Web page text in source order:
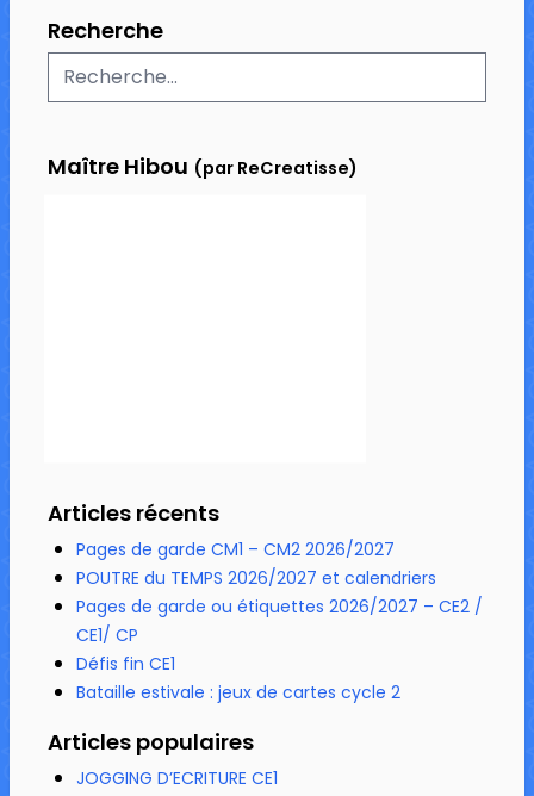
Recherche
Maître Hibou (par ReCreatisse)
Articles récents
Pages de garde CM1 – CM2 2026/2027
POUTRE du TEMPS 2026/2027 et calendriers
Pages de garde ou étiquettes 2026/2027 – CE2 /
CE1/ CP
Défis fin CE1
Bataille estivale : jeux de cartes cycle 2
Articles populaires
JOGGING D’ECRITURE CE1